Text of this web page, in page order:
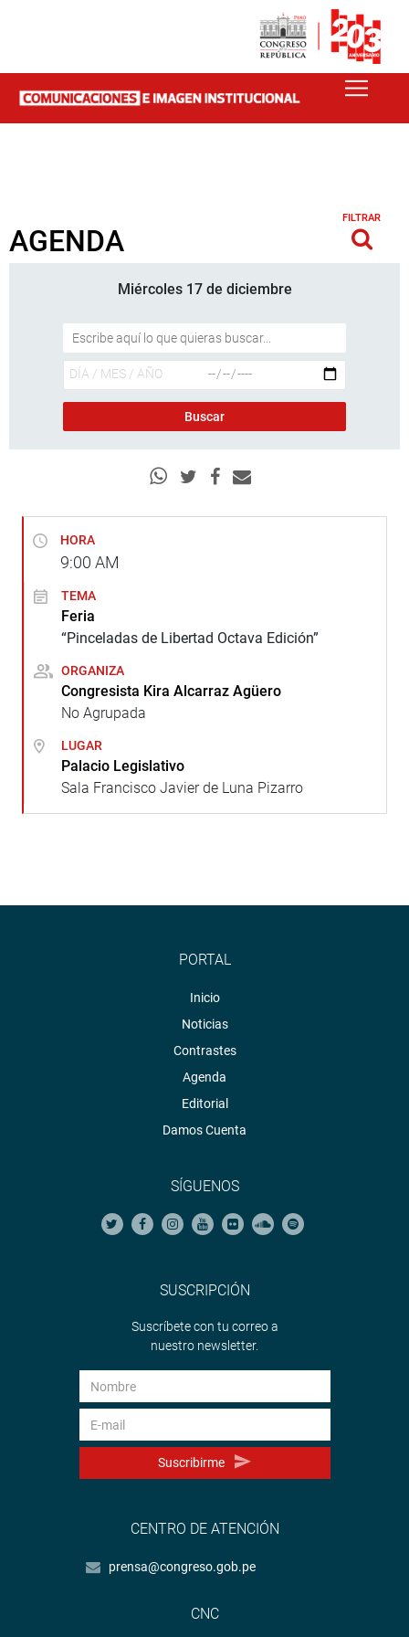
AGENDA
FILTRAR
Miércoles 17 de diciembre
HORA
9:00 AM
TEMA
Feria
“Pinceladas de Libertad Octava Edición”
ORGANIZA
Congresista Kira Alcarraz Agüero
No Agrupada
LUGAR
Palacio Legislativo
Sala Francisco Javier de Luna Pizarro
PORTAL
Inicio
Noticias
Contrastes
Agenda
Editorial
Damos Cuenta
SÍGUENOS
SUSCRIPCIÓN
Suscríbete con tu correo a
nuestro newsletter.
Suscribirme
CENTRO DE ATENCIÓN
prensa@congreso.gob.pe
CNC